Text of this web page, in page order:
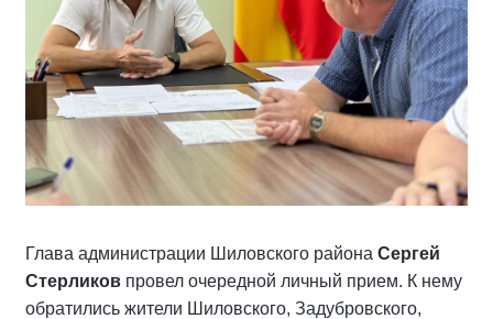
Глава администрации Шиловского района Сергей
Стерликов провел очередной личный прием. К нему
обратились жители Шиловского, Задубровского,